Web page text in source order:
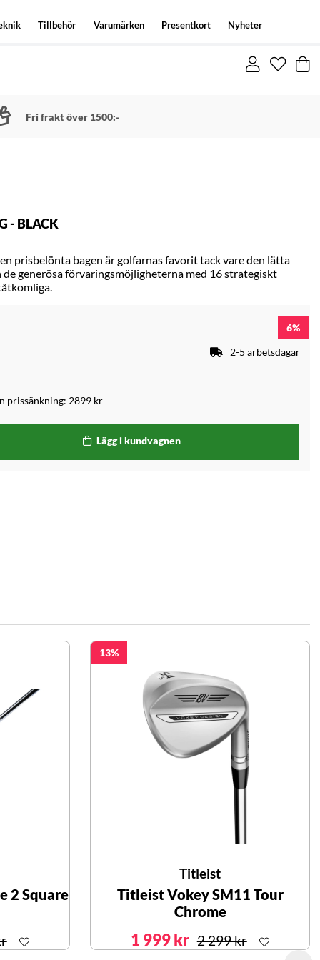
Tillbehör Varumärken Presentkort Nyheter
Fri frakt över 1500:-
- BLACK
prisbelönta bagen är golfarnas favorit tack vare den lätta
generösa förvaringsmöjligheterna med 16 strategiskt
prissänkning: 2899 kr
6
2-5 arbetsdagar
Lägg i kundvagnen
2 Square
13
Titleist
Titleist Vokey SM11 Tour
Chrome
1 999 kr 2 299 kr